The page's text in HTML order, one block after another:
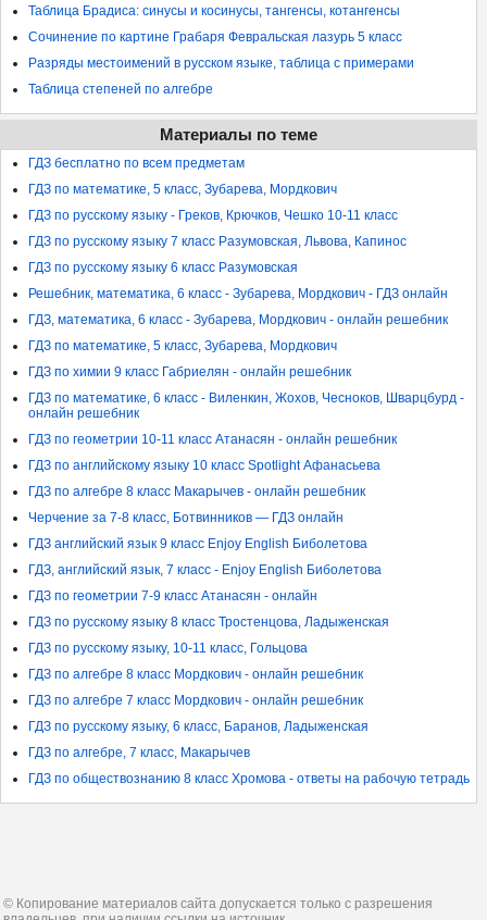
Таблица Брадиса: синусы и косинусы, тангенсы, котангенсы
Сочинение по картине Грабаря Февральская лазурь 5 класс
Разряды местоимений в русском языке, таблица с примерами
Таблица степеней по алгебре
Материалы по теме
ГДЗ бесплатно по всем предметам
ГДЗ по математике, 5 класс, Зубарева, Мордкович
ГДЗ по русскому языку - Греков, Крючков, Чешко 10-11 класс
ГДЗ по русскому языку 7 класс Разумовская, Львова, Капинос
ГДЗ по русскому языку 6 класс Разумовская
Решебник, математика, 6 класс - Зубарева, Мордкович - ГДЗ онлайн
ГДЗ, математика, 6 класс - Зубарева, Мордкович - онлайн решебник
ГДЗ по математике, 5 класс, Зубарева, Мордкович
ГДЗ по химии 9 класс Габриелян - онлайн решебник
ГДЗ по математике, 6 класс - Виленкин, Жохов, Чесноков, Шварцбурд -
онлайн решебник
ГДЗ по геометрии 10-11 класс Атанасян - онлайн решебник
ГДЗ по английскому языку 10 класс Spotlight Афанасьева
ГДЗ по алгебре 8 класс Макарычев - онлайн решебник
Черчение за 7-8 класс, Ботвинников — ГДЗ онлайн
ГДЗ английский язык 9 класс Enjoy English Биболетова
ГДЗ, английский язык, 7 класс - Enjoy English Биболетова
ГДЗ по геометрии 7-9 класс Атанасян - онлайн
ГДЗ по русскому языку 8 класс Тростенцова, Ладыженская
ГДЗ по русскому языку, 10-11 класс, Гольцова
ГДЗ по алгебре 8 класс Мордкович - онлайн решебник
ГДЗ по алгебре 7 класс Мордкович - онлайн решебник
ГДЗ по русскому языку, 6 класс, Баранов, Ладыженская
ГДЗ по алгебре, 7 класс, Макарычев
ГДЗ по обществознанию 8 класс Хромова - ответы на рабочую тетрадь
© Копирование материалов сайта допускается только с разрешения